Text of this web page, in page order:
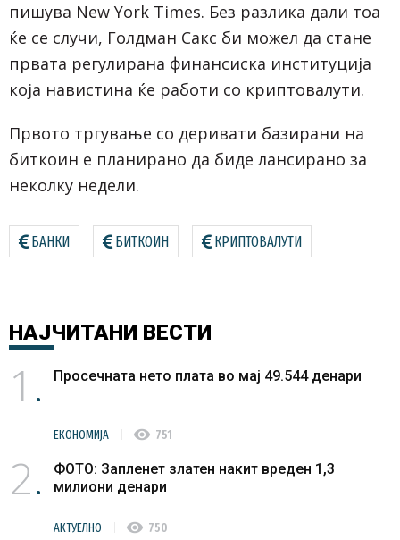
пишува New York Times. Без разлика дали тоа
ќе се случи, Голдман Сакс би можел да стане
првата регулирана финансиска институција
која навистина ќе работи со криптовалути.
Првото тргување со деривати базирани на
биткоин е планирано да биде лансирано за
неколку недели.
БАНКИ БИТКОИН КРИПТОВАЛУТИ
НАЈЧИТАНИ ВЕСТИ
1 Просечната нето плата во мај 49.544 денари
ЕКОНОМИЈА visibility 751
2
ФОТО: Запленет златен накит вреден 1,3
милиони денари
АКТУЕЛНО visibility 750